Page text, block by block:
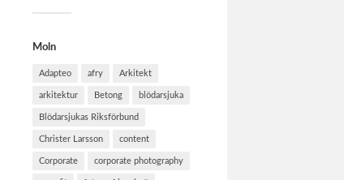
Moln
Adapteo afry Arkitekt
arkitektur Betong blödarsjuka
Blödarsjukas Riksförbund
Christer Larsson content
Corporate corporate photography